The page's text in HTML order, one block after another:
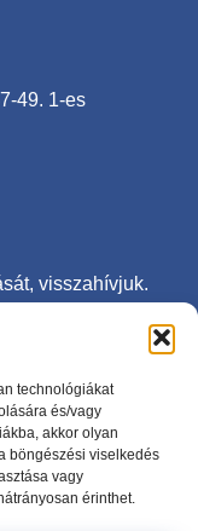
technológiákat
és/vagy
akkor olyan
böngészési viselkedés
vagy
érinthet.
49. 1-es
visszahívjuk.